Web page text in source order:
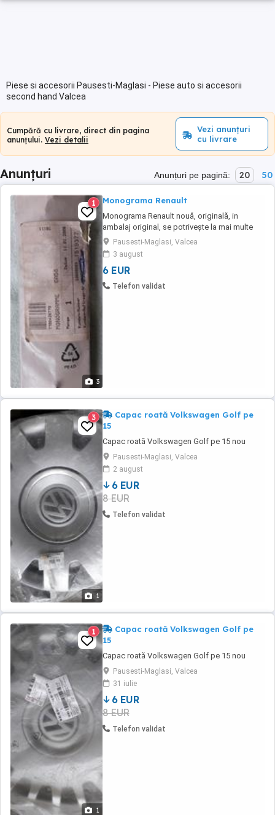
Piese si accesorii Pausesti-Maglasi - Piese auto si accesorii
second hand Valcea
Cumpără cu livrare, direct din pagina
anunțului. Vezi detalii
Vezi anunțuri
cu livrare
Anunțuri Anunțuri pe pagină: 20 50
3
1 Monograma Renault
Monograma Renault nouă, originală, in
ambalaj original, se potrivește la mai multe
modele inclusiv Clio!
Pausesti-Maglasi, Valcea
3 august
6 EUR
Telefon validat
1
3
Capac roată Volkswagen Golf pe
15
Capac roată Volkswagen Golf pe 15 nou
Pausesti-Maglasi, Valcea
2 august
6 EUR
8 EUR
Telefon validat
1
1
Capac roată Volkswagen Golf pe
15
Capac roată Volkswagen Golf pe 15 nou
Pausesti-Maglasi, Valcea
31 iulie
6 EUR
8 EUR
Telefon validat